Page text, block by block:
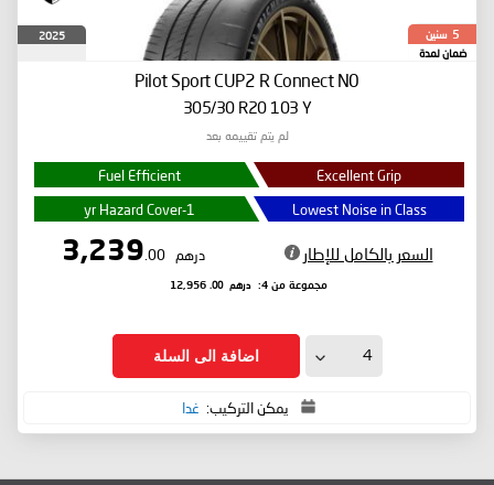
5 سنين
ضمان لمدة
2025
Pilot Sport CUP2 R Connect N0
305/30 R20 103 Y
لم يتم تقييمه بعد
Excellent Grip
Fuel Efficient
Lowest Noise in Class
1-yr Hazard Cover
السعر بالكامل للإطار درهم 3,239
.00
مجموعة من 4: درهم 12,956
.00
اضافة الى السلة
يمكن التركيب: غدا